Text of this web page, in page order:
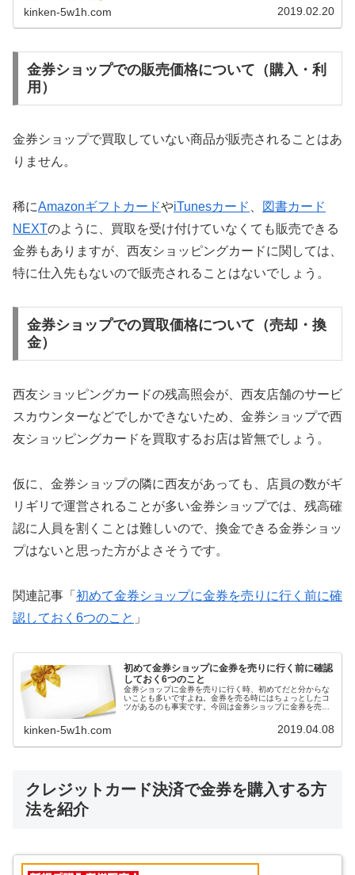
めて商品券を手にする方だと、どこで使えるのかを調べる
だけでも大変だと感じるかもしれません。ある程度まとま
kinken-5w1h.com 2019.02.20
金券ショップでの販売価格について（購入・利
用）
金券ショップで買取していない商品が販売されることはあ
りません。
稀にAmazonギフトカードやiTunesカード
図書カード
NEXTのように、買取を受け付けていなくても販売できる
金券もありますが、西友ショッピングカードに関しては、
特に仕入先もないので販売されることはないでしょう。
金券ショップでの買取価格について（売却・換
金）
西友ショッピングカードの残高照会が、西友店舗のサービ
スカウンターなどでしかできないため、金券ショップで西
友ショッピングカードを買取するお店は皆無でしょう。
仮に、金券ショップの隣に西友があっても、店員の数がギ
リギリで運営されることが多い金券ショップでは、残高確
認に人員を割くことは難しいので、換金できる金券ショッ
プはないと思った方がよさそうです。
関連記事「 初めて金券ショップに金券を売りに行く前に確
認しておく6つのこと 」
初めて金券ショップに金券を売りに行く前に確認
しておく6つのこと
金券ショップに金券を売りに行く時、初めてだと分からな
いことも多いですよね。金券を売る時にはちょっとしたコ
ツがあるのも事実です。今回は金券ショップに金券を売る
kinken-5w1h.com 2019.04.08
クレジットカード決済で金券を購入する方
法を紹介